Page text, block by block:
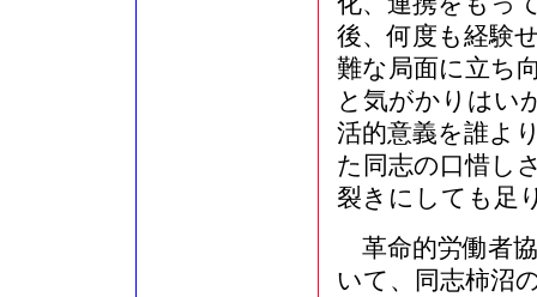
後、何度も経験
難な局面に立ち
と気がかりはい
活的意義を誰よ
た同志の口惜し
裂きにしても足
革命的労働者
いて、同志柿沼